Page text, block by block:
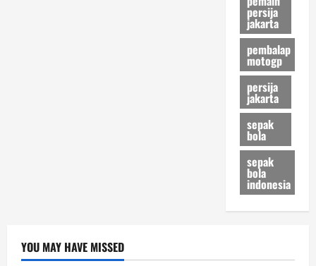
persija
jakarta
pembalap
motogp
persija
jakarta
sepak
bola
sepak
bola
indonesia
YOU MAY HAVE MISSED